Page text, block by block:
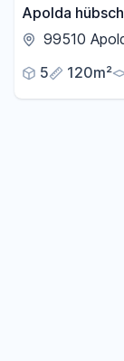
Apolda
Jena99510
5
120m²